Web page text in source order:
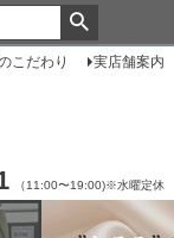
こだわり 実店舗案内
（11:00〜19:00)※水曜定休